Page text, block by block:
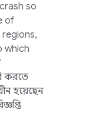
so
of
regions,
which
করতে
হয়েছেন